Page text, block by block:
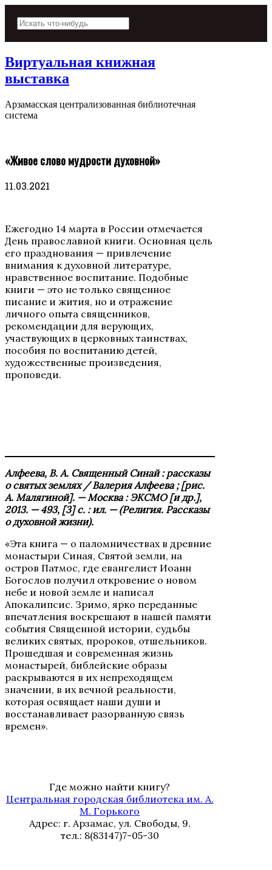
Виртуальная книжная
выставка
Арзамасская централизованная библиотечная
система
«Живое слово мудрости духовной»
11.03.2021
Ежегодно 14 марта в России отмечается
День православной книги. Основная цель
его празднования — привлечение
внимания к духовной литературе,
нравственное воспитание. Подобные
книги — это не только священное
писание и жития, но и отражение
личного опыта священников,
рекомендации для верующих,
участвующих в церковных таинствах,
пособия по воспитанию детей,
художественные произведения,
проповеди.
Алфеева, В. А. Священный Синай : рассказы
о святых землях / Валерия Алфеева ; [рис.
А. Малягиной]. — Москва : ЭКСМО [и др.],
2013. — 493, [3] с. : ил. — (Религия. Рассказы
о духовной жизни).
«Эта книга — о паломничествах в древние
монастыри Синая, Святой земли, на
остров Патмос, где евангелист Иоанн
Богослов получил откровение о новом
небе и новой земле и написал
Апокалипсис. Зримо, ярко переданные
впечатления воскрешают в нашей памяти
события Священной истории, судьбы
великих святых, пророков, отшельников.
Прошедшая и современная жизнь
монастырей, библейские образы
раскрываются в их непреходящем
значении, в их вечной реальности,
которая освящает наши души и
восстанавливает разорванную связь
времен».
Где можно найти книгу?
Центральная городская библиотека им. А.
М. Горького
Адрес: г. Арзамас, ул. Свободы, 9.
тел.: 8(83147)7-05-30